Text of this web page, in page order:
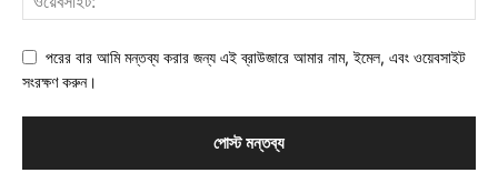
পরের বার আমি মন্তব্য করার জন্য এই ব্রাউজারে আমার নাম, ইমেল, এবং ওয়েবসাইট
সংরক্ষণ করুন।